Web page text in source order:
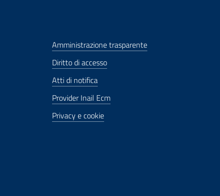
Amministrazione trasparente
Diritto di accesso
Atti di notifica
Provider Inail Ecm
Privacy e cookie